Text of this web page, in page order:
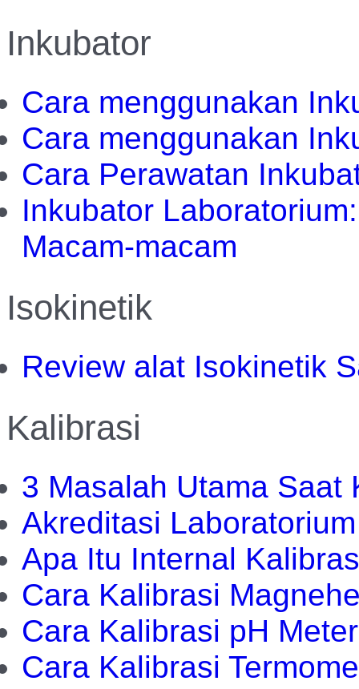
Inkubator
Cara menggunakan
Cara menggunakan
Cara Perawatan
Inkubator
Macam-macam
Isokinetik
Review alat Isokinetik
Kalibrasi
3 Masalah Utama Saat
Akreditasi
Apa Itu Internal
Cara Kalibrasi
Cara Kalibrasi pH Meter
Cara Kalibrasi